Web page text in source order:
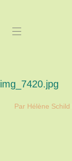
img_7420.jpg
Par Hélène Schild